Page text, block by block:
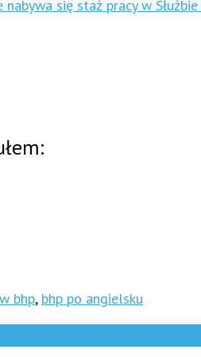
się staż pracy w
bhp, bhp po angielsku